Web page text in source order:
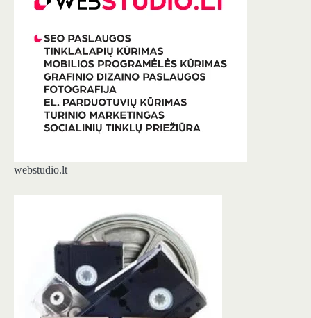
webstudio.lt